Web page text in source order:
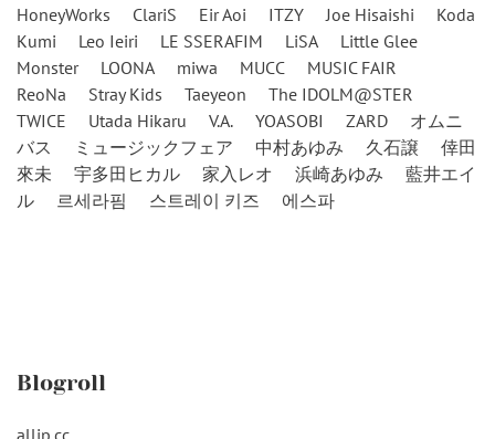
HoneyWorks
ClariS Eir Aoi ITZY Joe Hisaishi
Koda
Kumi
Leo Ieiri LE SSERAFIM LiSA
Little Glee
Monster
LOONA miwa MUCC
MUSIC FAIR
ReoNa
Stray Kids Taeyeon
The IDOLM@STER
TWICE
Utada Hikaru V.A. YOASOBI ZARD
オムニ
バス
ミュージックフェア 中村あゆみ 久石譲
倖田
來未
宇多田ヒカル 家入レオ 浜崎あゆみ
藍井エイ
ル
르세라핌 스트레이 키즈 에스파
Blogroll
alljp.cc